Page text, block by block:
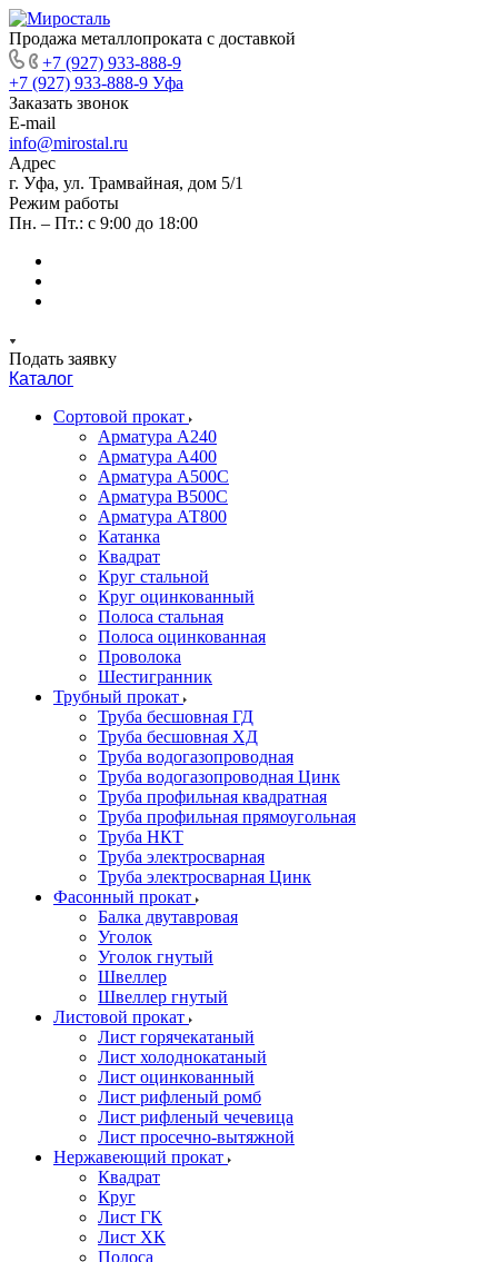
Продажа металлопроката с доставкой
+7 (927) 933-888-9
+7 (927) 933-888-9 Уфа
Заказать звонок
E-mail
info@mirostal.ru
Адрес
г. Уфа, ул. Трамвайная, дом 5/1
Режим работы
Пн. – Пт.: с 9:00 до 18:00
Подать заявку
Каталог
Сортовой прокат
Арматура А240
Арматура А400
Арматура А500C
Арматура В500С
Арматура АТ800
Катанка
Квадрат
Круг стальной
Круг оцинкованный
Полоса стальная
Полоса оцинкованная
Проволока
Шестигранник
Трубный прокат
Труба бесшовная ГД
Труба бесшовная ХД
Труба водогазопроводная
Труба водогазопроводная Цинк
Труба профильная квадратная
Труба профильная прямоугольная
Труба НКТ
Труба электросварная
Труба электросварная Цинк
Фасонный прокат
Балка двутавровая
Уголок
Уголок гнутый
Швеллер
Швеллер гнутый
Листовой прокат
Лист горячекатаный
Лист холоднокатаный
Лист оцинкованный
Лист рифленый ромб
Лист рифленый чечевица
Лист просечно-вытяжной
Нержавеющий прокат
Квадрат
Круг
Лист ГК
Лист ХК
Полоса